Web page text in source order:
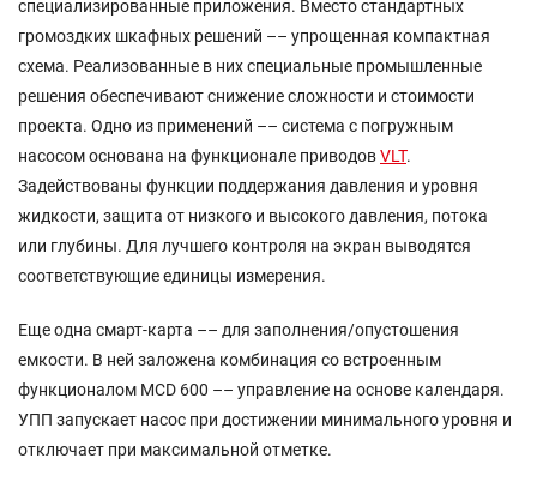
специализированные приложения. Вместо стандартных
громоздких шкафных решений –– упрощенная компактная
схема. Реализованные в них специальные промышленные
решения обеспечивают снижение сложности и стоимости
проекта. Одно из применений –– система с погружным
насосом основана на функционале приводовVLT.
Задействованы функции поддержания давления и уровня
жидкости, защита от низкого и высокого давления, потока
или глубины. Для лучшего контроля на экран выводятся
соответствующие единицы измерения.
Еще одна смарт-карта –– для заполнения/опустошения
емкости. В ней заложена комбинация со встроенным
функционалом MCD 600 –– управление на основе календаря.
УПП запускает насос при достижении минимального уровня и
отключает при максимальной отметке.